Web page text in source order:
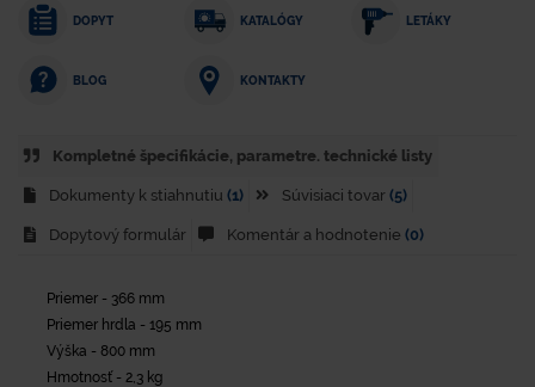
DOPYT KATALÓGY LETÁKY
BLOG KONTAKTY
Kompletné špecifikácie, parametre. technické listy
Dokumenty k stiahnutiu (1) Súvisiaci tovar (5)
Dopytový formulár Komentár a hodnotenie (0)
Priemer - 366 mm
Priemer hrdla - 195 mm
Výška - 800 mm
Hmotnosť - 2,3 kg